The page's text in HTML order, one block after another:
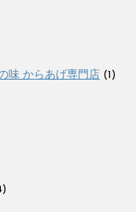
味 からあげ専門店 (1)